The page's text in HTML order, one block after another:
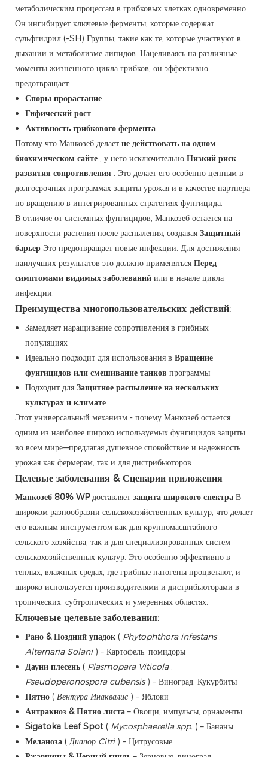
метаболическим процессам в грибковых клетках одновременно.
Он ингибирует ключевые ферменты, которые содержат
сульфгидрил (–SH) Группы, такие как те, которые участвуют в
дыхании и метаболизме липидов. Нацеливаясь на различные
моменты жизненного цикла грибков, он эффективно
предотвращает:
Споры прорастание
Гифический рост
Активность грибкового фермента
Потому что Манкозеб делает не действовать на одном
биохимическом сайте , у него исключительно Низкий риск
развития сопротивления . Это делает его особенно ценным в
долгосрочных программах защиты урожая и в качестве партнера
по вращению в интегрированных стратегиях фунгицида.
В отличие от системных фунгицидов, Манкозеб остается на
поверхности растения после распыления, создавая Защитный
барьер Это предотвращает новые инфекции. Для достижения
наилучших результатов это должно применяться Перед
симптомами видимых заболеваний или в начале цикла
инфекции.
Преимущества многопользовательских действий:
Замедляет наращивание сопротивления в грибных
популяциях
Идеально подходит для использования в Вращение
фунгицидов или смешивание танков программы
Подходит для Защитное распыление на нескольких
культурах и климате
Этот универсальный механизм - почему Манкозеб остается
одним из наиболее широко используемых фунгицидов защиты
во всем мире—предлагая душевное спокойствие и надежность
урожая как фермерам, так и для дистрибьюторов.
Целевые заболевания & Сценарии приложения
Манкозеб 80% WPдоставляет защита широкого спектра В
широком разнообразии сельскохозяйственных культур, что делает
его важным инструментом как для крупномасштабного
сельского хозяйства, так и для специализированных систем
сельскохозяйственных культур. Это особенно эффективно в
теплых, влажных средах, где грибные патогены процветают, и
широко используется производителями и дистрибьюторами в
тропических, субтропических и умеренных областях.
Ключевые целевые заболевания:
Рано & Поздний упадок ( Phytophthora infestans ,
Alternaria Solani ) – Картофель, помидоры
Дауни плесень ( Plasmopara Viticola ,
Pseudoperonospora cubensis ) – Виноград, Кукурбиты
Пятно ( Вентура Инаквалис ) – Яблоки
Антракноз & Пятно листа – Овощи, импульсы, орнаменты
Sigatoka Leaf Spot ( Mycosphaerella spp. ) – Бананы
Меланоза (Диапор Citri ) – Цитрусовые